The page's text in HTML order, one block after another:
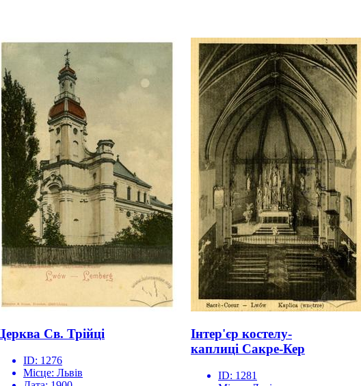
Св. Трійці
ID: 1276
Місце: Львів
Інтер'єр костелу-
каплиці Сакре-Кер
ID: 1281